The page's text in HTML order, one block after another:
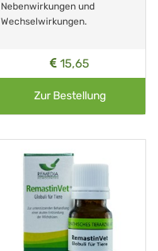
Nebenwirkungen und
Wechselwirkungen.
15,65
Zur Bestellung